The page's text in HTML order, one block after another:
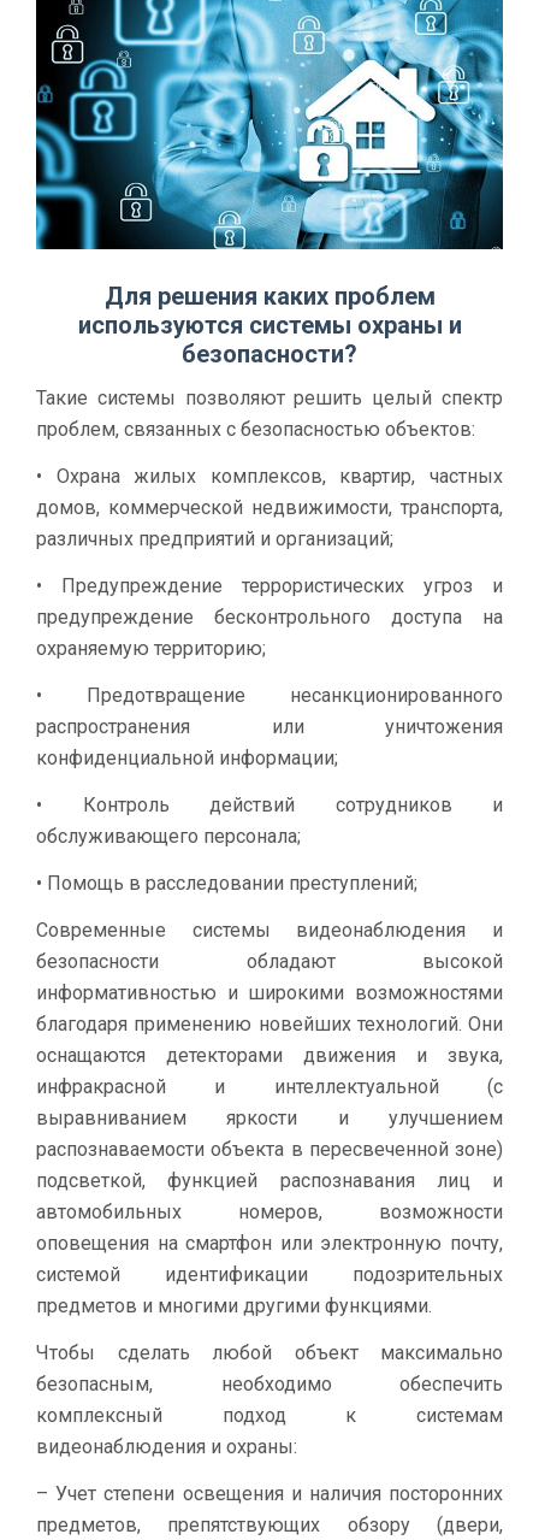
Для решения каких проблем
используются системы охраны и
безопасности?
Такие системы позволяют решить целый спектр
проблем, связанных с безопасностью объектов:
• Охрана жилых комплексов, квартир, частных
домов, коммерческой недвижимости, транспорта,
различных предприятий и организаций;
• Предупреждение террористических угроз и
предупреждение бесконтрольного доступа на
охраняемую территорию;
• Предотвращение несанкционированного
распространения или уничтожения
конфиденциальной информации;
• Контроль действий сотрудников и
обслуживающего персонала;
• Помощь в расследовании преступлений;
Современные системы видеонаблюдения и
безопасности обладают высокой
информативностью и широкими возможностями
благодаря применению новейших технологий. Они
оснащаются детекторами движения и звука,
инфракрасной и интеллектуальной (с
выравниванием яркости и улучшением
распознаваемости объекта в пересвеченной зоне)
подсветкой, функцией распознавания лиц и
автомобильных номеров, возможности
оповещения на смартфон или электронную почту,
системой идентификации подозрительных
предметов и многими другими функциями.
Чтобы сделать любой объект максимально
безопасным, необходимо обеспечить
комплексный подход к системам
видеонаблюдения и охраны:
– Учет степени освещения и наличия посторонних
предметов, препятствующих обзору (двери,